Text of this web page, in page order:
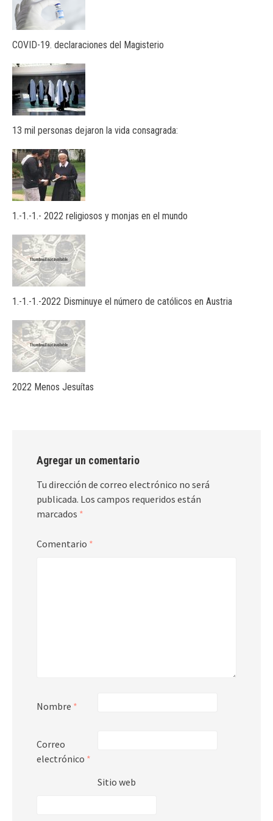
COVID-19. declaraciones del Magisterio
13 mil personas dejaron la vida consagrada:
1.-1.-1.- 2022 religiosos y monjas en el mundo
1.-1.-1.-2022 Disminuye el número de católicos en Austria
2022 Menos Jesuítas
Agregar un comentario
Tu dirección de correo electrónico no será
publicada. Los campos requeridos están
marcados *
Comentario *
Nombre *
Correo
electrónico *
Sitio web